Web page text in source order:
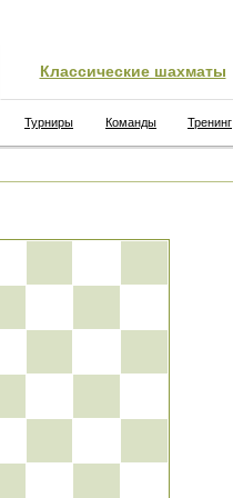
Классические шахматы
Турниры Команды Тренинг